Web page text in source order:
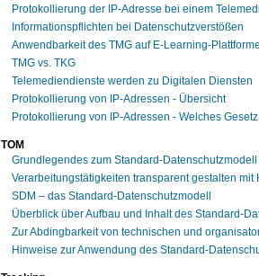
Protokollierung der IP-Adresse bei einem
Informationspflichten bei Datenschutzverstößen
Anwendbarkeit des TMG auf E-Learning-
TMG vs. TKG
Telemediendienste werden zu Digitalen Diensten
Protokollierung von IP-Adressen - Übersicht
Protokollierung von IP-Adressen - Welches
TOM
Grundlegendes zum Standard-Datenschutzmodell
Verarbeitungstätigkeiten transparent gestalten mit
SDM – das Standard-Datenschutzmodell
Überblick über Aufbau und Inhalt des Standard-
Zur Abdingbarkeit von technischen und
Hinweise zur Anwendung des Standard-